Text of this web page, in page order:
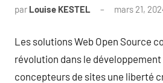
par Louise KESTEL mars 21,
Les solutions Web Open Source
révolution dans le
concepteurs de sites une liberté